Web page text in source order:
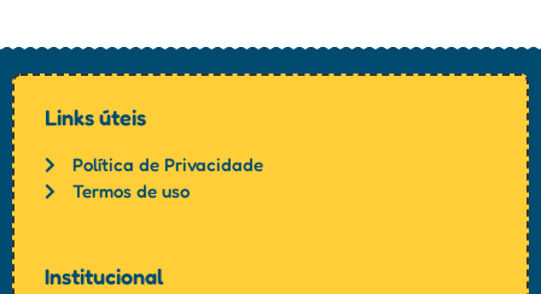
Links úteis
Política de Privacidade
Termos de uso
Institucional